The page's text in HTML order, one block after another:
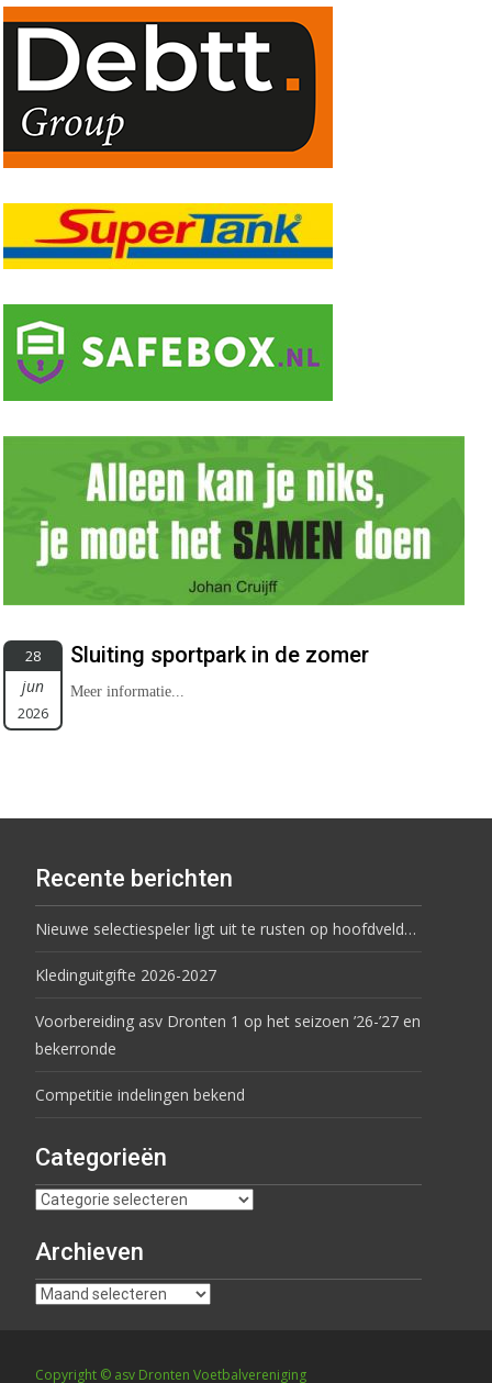
28
jun
2026
Sluiting sportpark in de zomer
Meer informatie...
Recente berichten
Nieuwe selectiespeler ligt uit te rusten op hoofdveld…
Kledinguitgifte 2026-2027
Voorbereiding asv Dronten 1 op het seizoen ’26-’27 en
bekerronde
Competitie indelingen bekend
Categorieën
Archieven
Copyright © asv Dronten Voetbalvereniging